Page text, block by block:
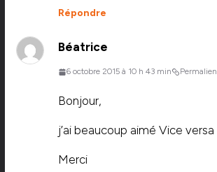
Répondre
Béatrice
6 octobre 2015 à 10 h 43 min Permalien
Bonjour,
j’ai beaucoup aimé Vice versa
Merci